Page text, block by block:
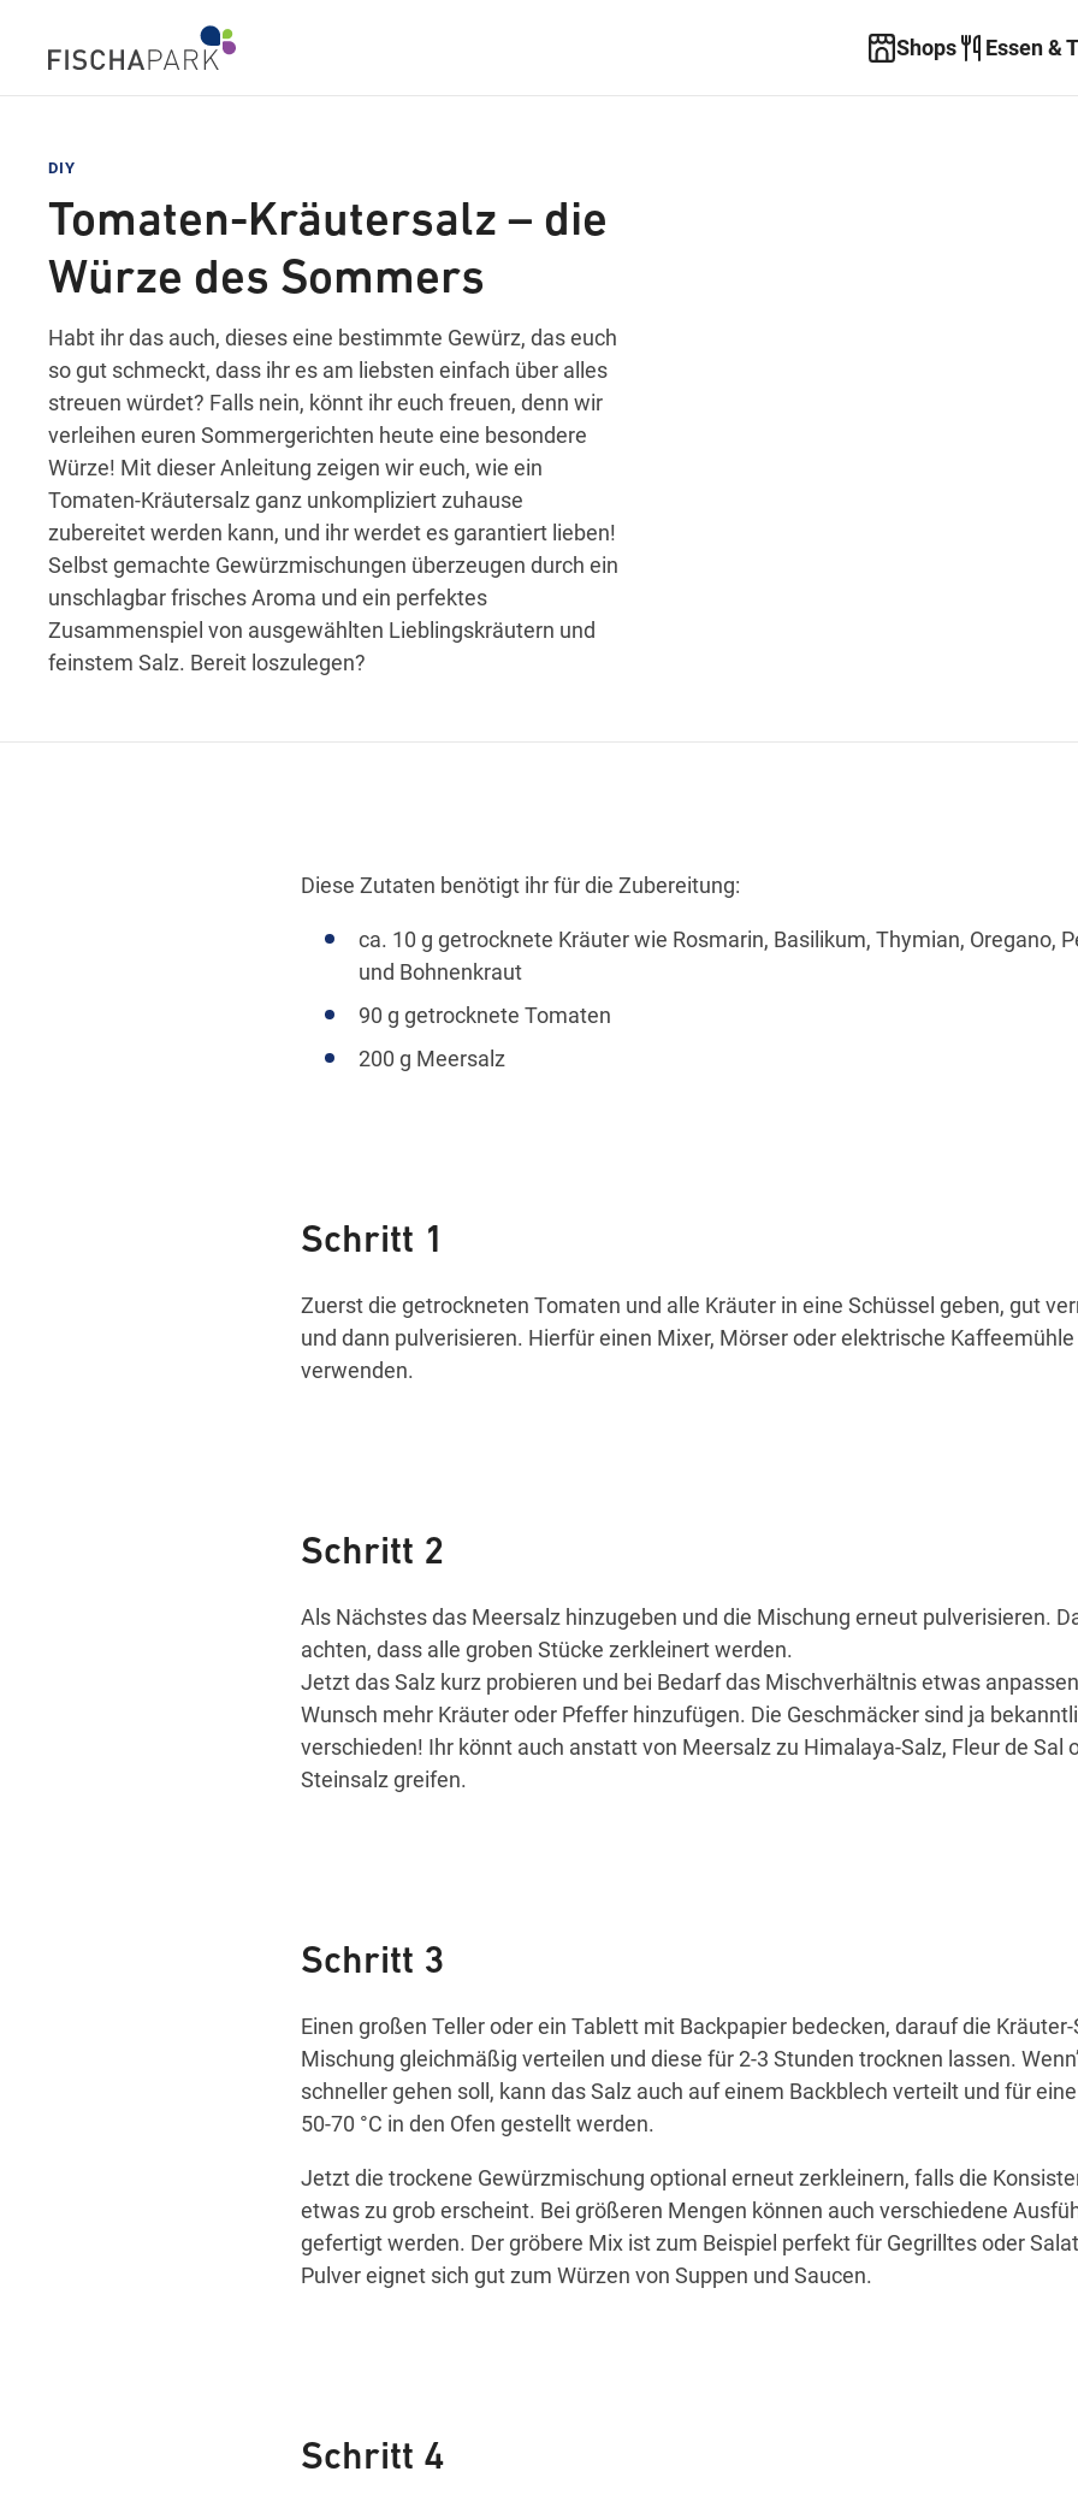
Shops Essen &
DIY
Tomaten-Kräutersalz – die
Würze des Sommers
Habt ihr das auch, dieses eine bestimmte Gewürz, das euch
so gut schmeckt, dass ihr es am liebsten einfach über alles
streuen würdet? Falls nein, könnt ihr euch freuen, denn wir
verleihen euren Sommergerichten heute eine besondere
Würze! Mit dieser Anleitung zeigen wir euch, wie ein
Tomaten-Kräutersalz ganz unkompliziert zuhause
zubereitet werden kann, und ihr werdet es garantiert lieben!
Selbst gemachte Gewürzmischungen überzeugen durch ein
unschlagbar frisches Aroma und ein perfektes
Zusammenspiel von ausgewählten Lieblingskräutern und
feinstem Salz. Bereit loszulegen?
Diese Zutaten benötigt ihr für die Zubereitung:
ca. 10 g getrocknete Kräuter wie Rosmarin, Basilikum, Thymian, Oregano,
und Bohnenkraut
90 g getrocknete Tomaten
200 g Meersalz
Schritt 1
Zuerst die getrockneten Tomaten und alle Kräuter in eine Schüssel geben, gut
und dann pulverisieren. Hierfür einen Mixer, Mörser oder elektrische Kaffeemühle
verwenden.
Schritt 2
Als Nächstes das Meersalz hinzugeben und die Mischung erneut pulverisieren.
achten, dass alle groben Stücke zerkleinert werden.
Jetzt das Salz kurz probieren und bei Bedarf das Mischverhältnis etwas
Wunsch mehr Kräuter oder Pfeffer hinzufügen. Die Geschmäcker sind ja
verschieden! Ihr könnt auch anstatt von Meersalz zu Himalaya-Salz, Fleur de Sal
Steinsalz greifen.
Schritt 3
Einen großen Teller oder ein Tablett mit Backpapier bedecken, darauf die Kräuter-
Mischung gleichmäßig verteilen und diese für 2-3 Stunden trocknen lassen.
schneller gehen soll, kann das Salz auch auf einem Backblech verteilt und für
50-70 °C in den Ofen gestellt werden.
Jetzt die trockene Gewürzmischung optional erneut zerkleinern, falls die
etwas zu grob erscheint. Bei größeren Mengen können auch verschiedene
gefertigt werden. Der gröbere Mix ist zum Beispiel perfekt für Gegrilltes oder
Pulver eignet sich gut zum Würzen von Suppen und Saucen.
Schritt 4